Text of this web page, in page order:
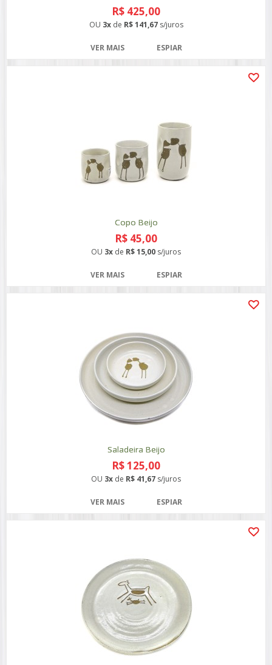
R$ 425,00
OU 3xde R$ 141,67s/juros
VER MAIS ESPIAR
Copo Beijo
R$ 45,00
OU 3x de R$ 15,00 s/juros
VER MAIS ESPIAR
Saladeira Beijo
R$ 125,00
OU 3x de R$ 41,67 s/juros
VER MAIS ESPIAR